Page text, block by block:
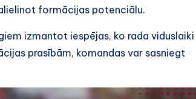
formācijas potenciālu.
izmantot iespējas, ko rada viduslaiki
prasībām, komandas var sasniegt